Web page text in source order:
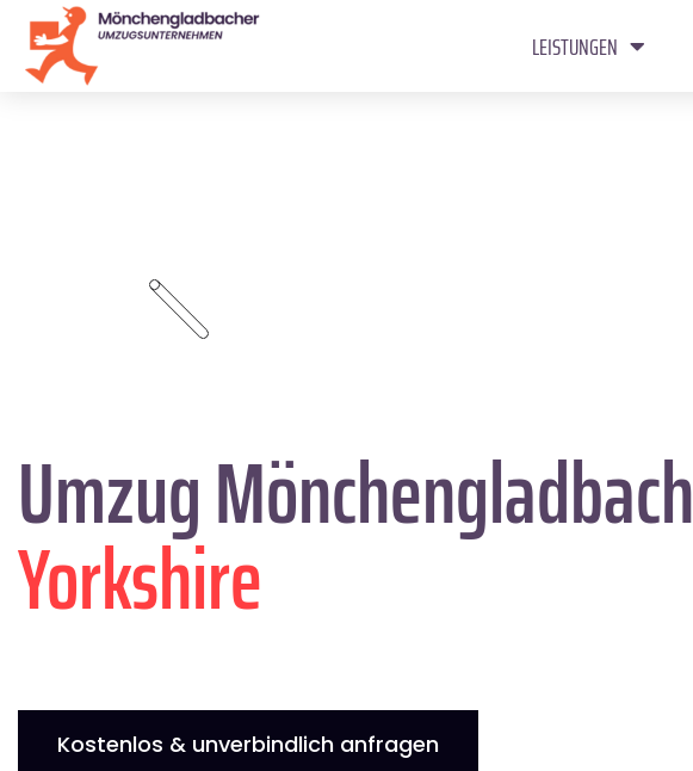
LEISTUNGEN
Umzug Mönchengladbach
Yorkshire
Kostenlos & unverbindlich anfragen